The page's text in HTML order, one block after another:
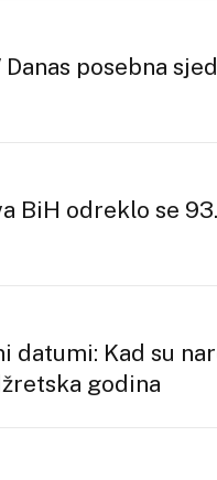
Danas posebna
BiH odreklo se
datumi: Kad su
godina